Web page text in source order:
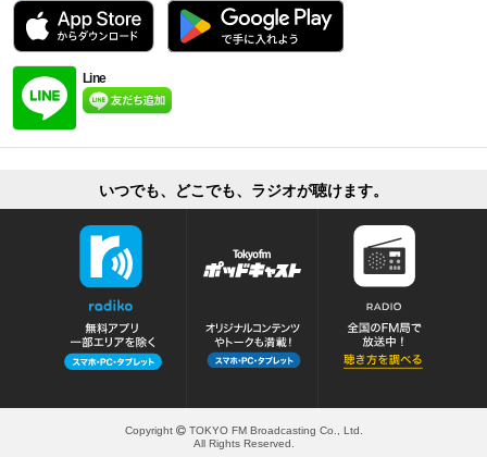
Line
いつでも、どこでも、ラジオが聴けます。
Copyright
TOKYO FM Broadcasting Co., Ltd.
All Rights Reserved.